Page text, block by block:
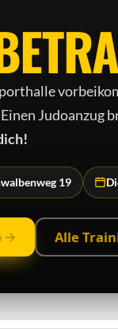
Judo­anzug
19
Alle